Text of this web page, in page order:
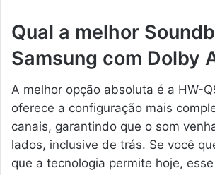
Qual a melhor
Samsung com Dolby
A melhor opção absoluta é a HW-
oferece a configuração mais
canais, garantindo que o som
lados, inclusive de trás. Se você
que a tecnologia permite hoje,